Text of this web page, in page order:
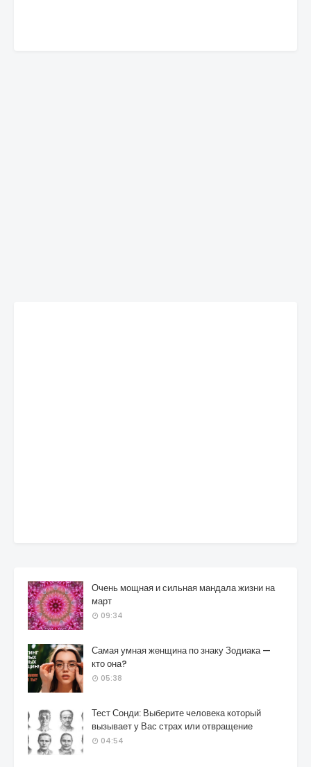
Очень мощная и сильная мандала жизни на
март
09:34
Самая умная женщина по знаку Зодиака —
кто она?
05:38
Тест Сонди: Выберите человека который
вызывает у Вас страх или отвращение
04:54